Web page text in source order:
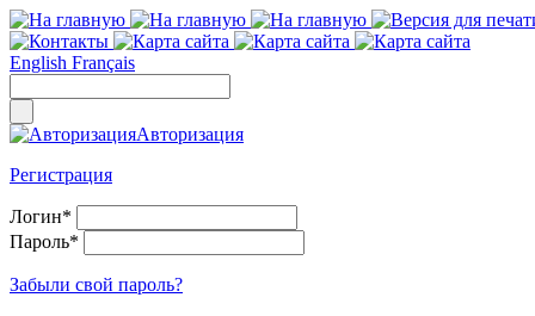
English Français
Авторизация
Регистрация
Логин*
Пароль*
Забыли свой пароль?